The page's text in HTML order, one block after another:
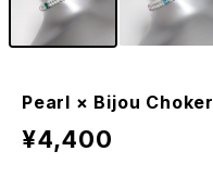
Pearl × Bijou Choker
¥4,400